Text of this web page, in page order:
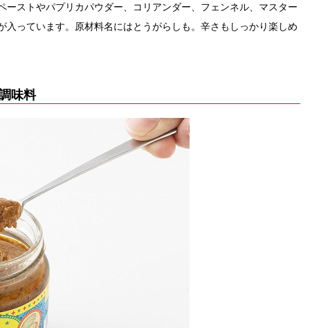
ストやパプリカパウダー、コリアンダー、フェンネル、マスター
っています。原材料名にはとうがらしも。辛さもしっかり楽しめ
味料